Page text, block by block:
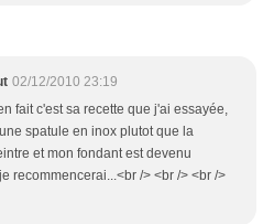
02/12/2010 23:19
fait c'est sa recette que j'ai essayée,
spatule en inox plutot que la
et mon fondant est devenu
recommencerai...<br /> <br /> <br />